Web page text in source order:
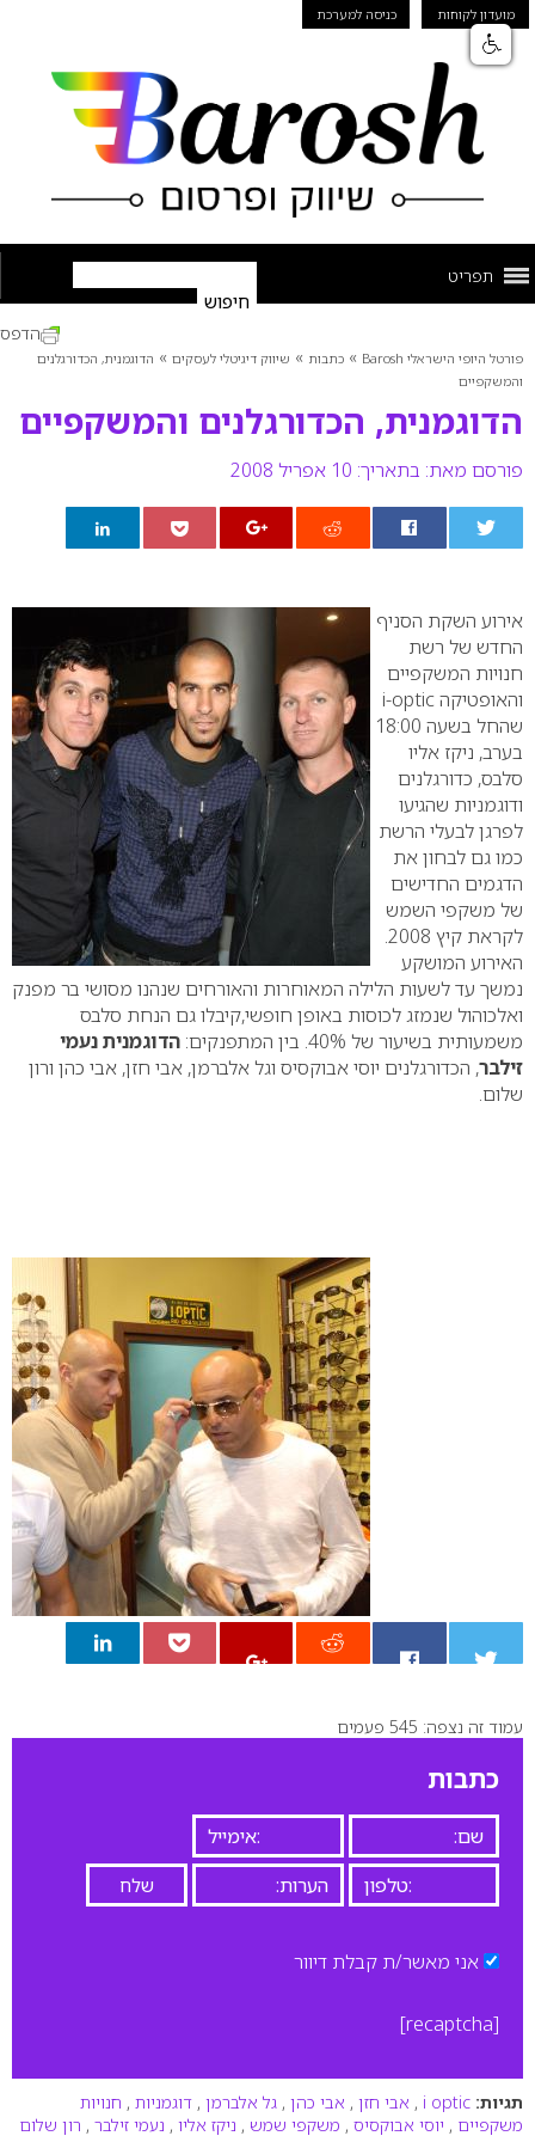
מועדון לקוחות כניסה למערכת
תפריט
פורטל היופי הישראלי Barosh » כתבות » שיווק דיגיטלי לעסקים » הדוגמנית, הכדורגלנים
והמשקפיים
הדוגמנית, הכדורגלנים והמשקפיים
פורסם מאת: בתאריך: 10 אפריל 2008
הדפס
אירוע השקת הסניף
החדש של רשת
חנויות המשקפיים
והאופטיקהi-optic
שהחל בשעה 18:00
בערב, ניקז אליו
סלבס, כדורגלנים
ודוגמניות שהגיעו
לפרגן לבעלי הרשת
כמו גם לבחון את
הדגמים החדישים
של משקפי השמש
לקראת קיץ 2008.
האירוע המושקע
נמשך עד לשעות הלילה המאוחרות והאורחים שנהנו מסושי בר מפנק
ואלכוהול שנמזג לכוסות באופן חופשי,קיבלו גם הנחת סלבס
משמעותית בשיעור של 40%.
בין המתפנקים: הדוגמנית נעמי
זילבר, הכדורגלנים יוסי אבוקסיס וגל אלברמן, אבי חזן, אבי כהן ורון
שלום.
0
עמוד זה נצפה: 545 פעמים
כתבות
אני מאשר/ת קבלת דיוור
[recaptcha]
תגיות: i optic
, אבי חזן , אבי כהן , גל אלברמן , דוגמניות , חנויות
משקפיים , יוסי אבוקסיס , משקפי שמש , ניקז אליו , נעמי זילבר , רון שלום